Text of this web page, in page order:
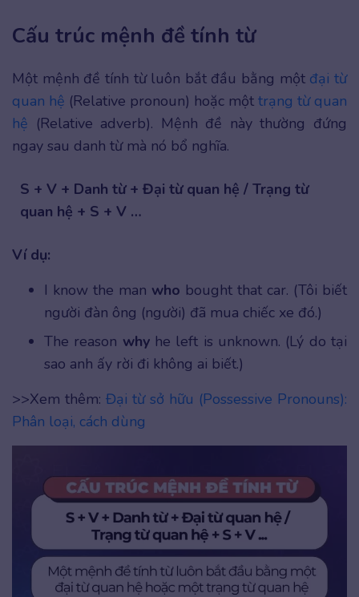
Cấu trúc mệnh đề tính từ
Một mệnh đề tính từ luôn bắt đầu bằng một đại từ
quan hệ (Relative pronoun) hoặc một trạng từ quan
hệ (Relative adverb). Mệnh đề này thường đứng
ngay sau danh từ mà nó bổ nghĩa.
S + V + Danh từ + Đại từ quan hệ / Trạng từ
quan hệ + S + V …
Ví dụ:
I know the man who bought that car. (Tôi biết
người đàn ông (người) đã mua chiếc xe đó.)
The reason whyhe left is unknown. (Lý do tại
sao anh ấy rời đi không ai biết.)
>>Xem thêm: Đại từ sở hữu (Possessive Pronouns):
Phân loại, cách dùng